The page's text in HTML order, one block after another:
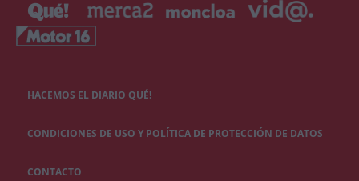
HACEMOS EL DIARIO QUÉ!
CONDICIONES DE USO Y POLÍTICA DE PROTECCIÓN DE DATOS
CONTACTO